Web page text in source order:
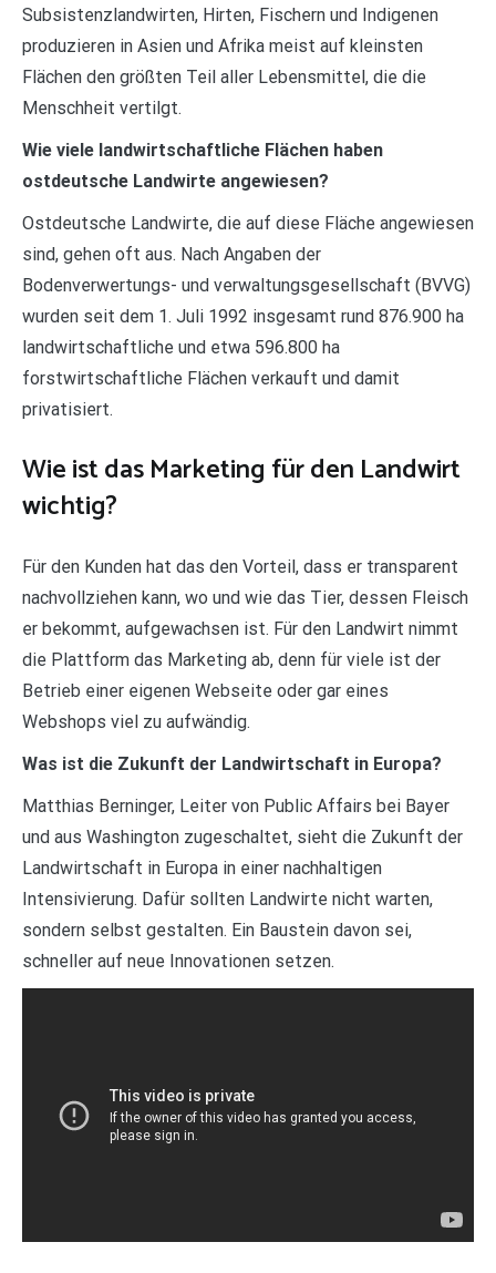
Subsistenzlandwirten, Hirten, Fischern und Indigenen
produzieren in Asien und Afrika meist auf kleinsten
Flächen den größten Teil aller Lebensmittel, die die
Menschheit vertilgt.
Wie viele landwirtschaftliche Flächen haben
ostdeutsche Landwirte angewiesen?
Ostdeutsche Landwirte, die auf diese Fläche angewiesen
sind, gehen oft aus. Nach Angaben der
Bodenverwertungs- und verwaltungsgesellschaft (BVVG)
wurden seit dem 1. Juli 1992 insgesamt rund 876.900 ha
landwirtschaftliche und etwa 596.800 ha
forstwirtschaftliche Flächen verkauft und damit
privatisiert.
Wie ist das Marketing für den Landwirt
wichtig?
Für den Kunden hat das den Vorteil, dass er transparent
nachvollziehen kann, wo und wie das Tier, dessen Fleisch
er bekommt, aufgewachsen ist. Für den Landwirt nimmt
die Plattform das Marketing ab, denn für viele ist der
Betrieb einer eigenen Webseite oder gar eines
Webshops viel zu aufwändig.
Was ist die Zukunft der Landwirtschaft in Europa?
Matthias Berninger, Leiter von Public Affairs bei Bayer
und aus Washington zugeschaltet, sieht die Zukunft der
Landwirtschaft in Europa in einer nachhaltigen
Intensivierung. Dafür sollten Landwirte nicht warten,
sondern selbst gestalten. Ein Baustein davon sei,
schneller auf neue Innovationen setzen.